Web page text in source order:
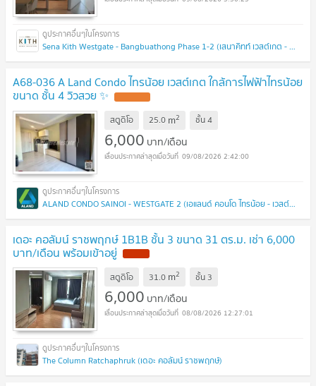
Sena Kith Westgate - Bangbuathong Phase 1-2 (เสนาคิทท์ เวสต์เกต - บางบัวทอง เฟส 1-2 )
A68-036 A Land Condo ไทรน้อย เวสต์เกต ใกล้การไฟฟ้าไทรน้อย
ขนาด ชั้น 4 วิวสวย ✨
สตูดิโอ 25.0 m2 ชั้น4
6,000 บาท/เดือน
09/08/2026 2:42:00
ALAND CONDO SAINOI - WESTGATE 2 (เอแลนด์ คอนโด ไทรน้อย - เวสต์เกต 2)
เดอะ คอลัมน์ ราชพฤกษ์ 1B1B ชั้น 3 ขนาด 31 ตร.ม. เช่า 6,000
บาท/เดือน พร้อมเข้าอยู่
สตูดิโอ 31.0 m2 ชั้น 3
6,000 บาท/เดือน
08/08/2026 12:27:01
The Column Ratchaphruk (เดอะ คอลัมน์ ราชพฤกษ์)